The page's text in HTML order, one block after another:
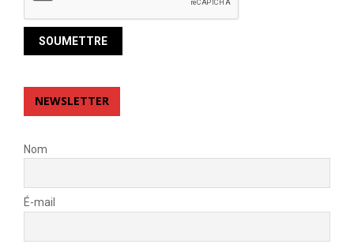
NEWSLETTER
Nom
É-mail